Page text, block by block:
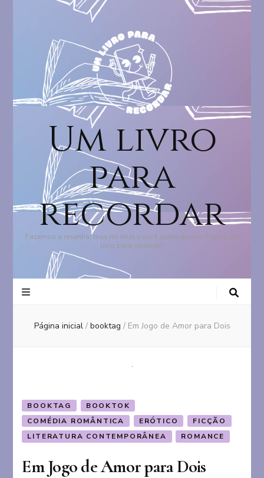
Um livro
para
recordar
Fazemos a resenha, mas no final é você quem decide: Esse é um
livro para recordar?
Página inicial / booktag / Em Jogo de Amor para Dois
BOOKTAG
BOOKTOK
COMÉDIA ROMÂNTICA
ERÓTICO
FICÇÃO
LITERATURA CONTEMPORÂNEA
ROMANCE
Em Jogo de Amor para Dois